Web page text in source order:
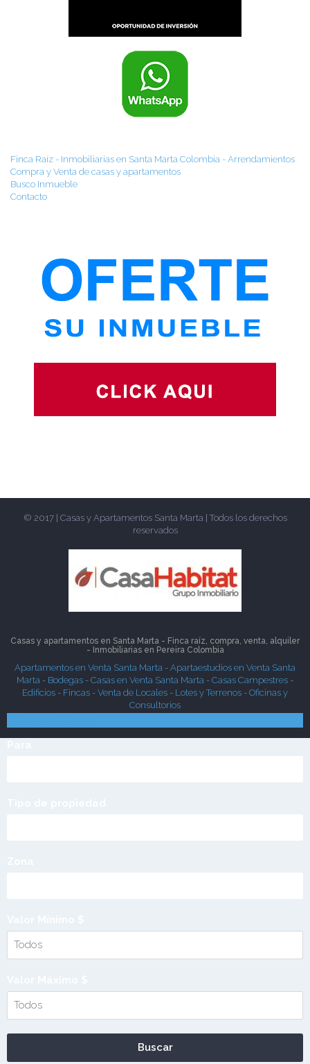
Finca Raíz - Inmobiliarias en Santa Marta Colombia - Arrendamientos
Compra y Venta de casas y apartamentos
Busco Inmueble
Contacto
© 2017 | Casas y Apartamentos Santa Marta | Todos los derechos
reservados
Casas y apartamentos en Santa Marta - Finca raíz, compra, venta, alquiler
- Inmobiliarias en Pereira Colombia
Apartamentos en Venta Santa Marta - Apartaestudios en Venta Santa
Marta - Bodegas - Casas en Venta Santa Marta - Casas Campestres -
Edificios - Fincas - Venta de Locales - Lotes y Terrenos - Oficinas y
Consultorios